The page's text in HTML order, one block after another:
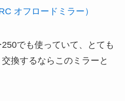
オフロードミラー）
でも使っていて、とても
換するならこのミラーと